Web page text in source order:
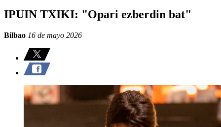
IPUIN TXIKI: "Opari ezberdin bat"
Bilbao 16 de mayo 2026